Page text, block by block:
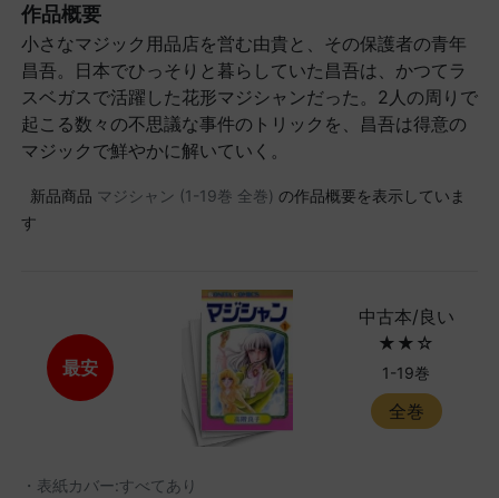
作品概要
小さなマジック用品店を営む由貴と、その保護者の青年
昌吾。日本でひっそりと暮らしていた昌吾は、かつてラ
スベガスで活躍した花形マジシャンだった。2人の周りで
起こる数々の不思議な事件のトリックを、昌吾は得意の
マジックで鮮やかに解いていく。
新品商品 マジシャン (1-19巻 全巻) の作品概要を表示していま
す
最安
中古本/良い
★★☆
1-19巻
全巻
・表紙カバー:すべてあり